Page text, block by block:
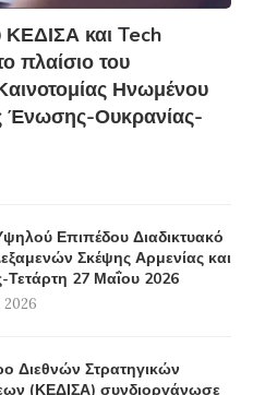
και Tech
πλαίσιο του
Ηνωμένου
Ένωσης-Ουκρανίας-
Επιπέδου Διαδικτυακό
Σκέψης Αρμενίας και
Τετάρτη 27 Μαΐου 2026
2026
Διεθνών Στρατηγικών
(ΚΕΔΙΣΑ) συνδιοργάνωσε